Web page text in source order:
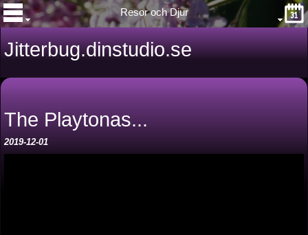
Jitterbug.dinstudio.se
Resor och Djur
The Playtonas...
2019-12-01